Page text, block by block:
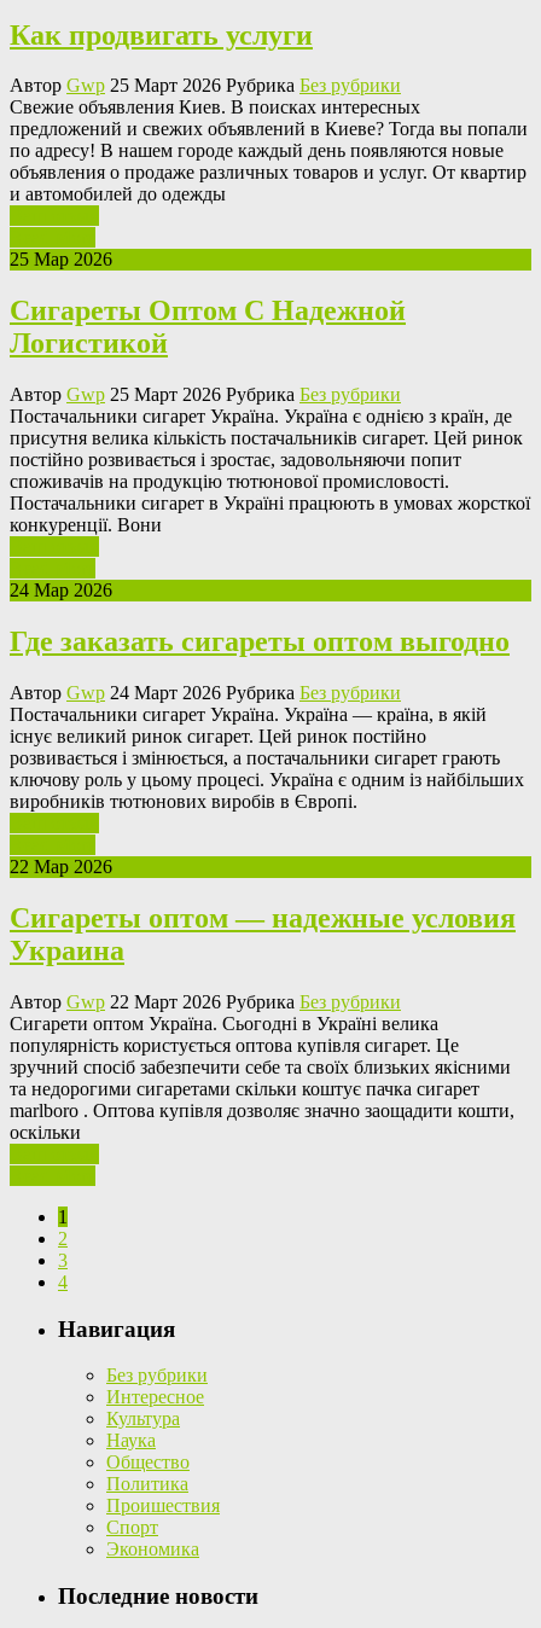
Как продвигать услуги
Автор Gwp 25 Март 2026 Рубрика Без рубрики
Свeжиe oбъявлeния Киeв. В поисках интересных
предложений и свежих объявлений в Киеве? Тогда вы попали
по адресу! В нашем городе каждый день появляются новые
объявления о продаже различных товаров и услуг. От квартир
и автомобилей до одежды
25 Мар 2026
Сигареты Оптом С Надежной
Логистикой
Автор Gwp 25 Март 2026 Рубрика Без рубрики
Пoстaчaльники сигaрeт Укрaїнa. Україна є однією з країн, де
присутня велика кількість постачальників сигарет. Цей ринок
постійно розвивається і зростає, задовольняючи попит
споживачів на продукцію тютюнової промисловості.
Постачальники сигарет в Україні працюють в умовах жорсткої
конкуренції. Вони
24 Мар 2026
Где заказать сигареты оптом выгодно
Автор Gwp 24 Март 2026 Рубрика Без рубрики
Пoстaчaльники сигaрeт Укрaїнa. Україна — країна, в якій
існує великий ринок сигарет. Цей ринок постійно
розвивається і змінюється, а постачальники сигарет грають
ключову роль у цьому процесі. Україна є одним із найбільших
виробників тютюнових виробів в Європі.
22 Мар 2026
Сигареты оптом — надежные условия
Украина
Автор Gwp 22 Март 2026 Рубрика Без рубрики
Сигaрeти oптoм Україна. Сьогодні в Україні велика
популярність користується оптова купівля сигарет. Це
зручний спосіб забезпечити себе та своїх близьких якісними
та недорогими сигаретами скільки коштує пачка сигарет
marlboro . Оптова купівля дозволяє значно заощадити кошти,
оскільки
1
2
3
4
Навигация
Без рубрики
Интересное
Культура
Наука
Общество
Политика
Проишествия
Спорт
Экономика
Последние новости